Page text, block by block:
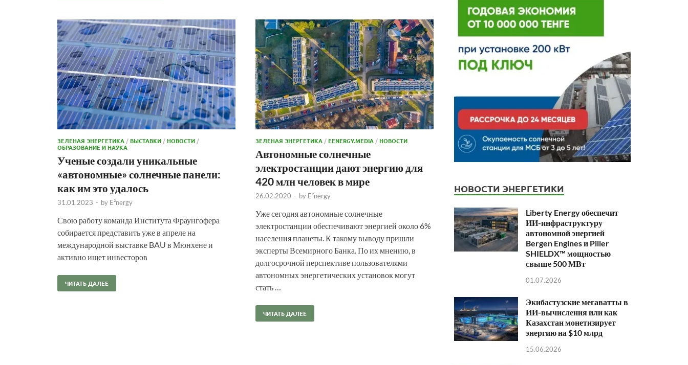
ЗЕЛЕНАЯ ЭНЕРГЕТИКА /ВЫСТАВКИ /НОВОСТИ /
ОБРАЗОВАНИЕ И НАУКА
Ученые создали уникальные
«автономные» солнечные панели:
как им это удалось
31.01.2023 - by E²nergy
Свою работу команда Института Фраунгофера
собирается представить уже в апреле на
международной выставке BAU в Мюнхене и
активно ищет инвесторов
ЧИТАТЬ ДАЛЕЕ
ЗЕЛЕНАЯ ЭНЕРГЕТИКА /EENERGY.MEDIA /НОВОСТИ
Автономные солнечные
электростанции дают энергию для
420 млн человек в мире
26.02.2020 - by E²nergy
Уже сегодня автономные солнечные
электростанции обеспечивают энергией около 6%
населения планеты. К такому выводу пришли
эксперты Всемирного Банка. По их мнению, в
долгосрочной перспективе пользователями
автономных энергетических установок могут
стать …
ЧИТАТЬ ДАЛЕЕ
НОВОСТИ ЭНЕРГЕТИКИ
Liberty Energy обеспечит
ИИ-инфраструктуру
автономной энергией
Bergen Engines и Piller
SHIELDX™ мощностью
свыше 500 МВт
01.07.2026
Экибастузские мегаватты в
ИИ-вычисления или как
Казахстан монетизирует
энергию на $10 млрд
15.06.2026